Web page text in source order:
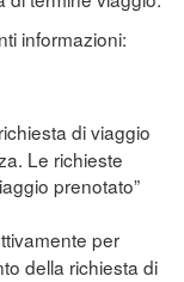
informazioni:
di viaggio
Le richieste
prenotato”
per
della richiesta di